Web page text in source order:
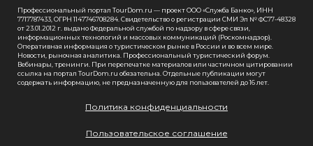
Профессиональный портал TourDom.ru — проект ООО «Служба Банко», ИНН
7717787433, ОГРН 1147746708284. Свидетельство о регистрации СМИ Эл № ФС77-48328
от 23.01.2012 г. выдано Федеральной службой по надзору в сфере связи,
информационных технологий и массовых коммуникаций (Роскомнадзор).
Оперативная информация о туристическом рынке в России и во всем мире.
Новости, рыночная аналитика. Профессиональный туристический форум.
Вебинары, тренинги. При перепечатке материалов или частичном цитировании
ссылка на портал TourDom.ru обязательна. Отдельные публикации могут
содержать информацию, не предназначенную для пользователей до 16 лет.
Политика конфиденциальности
Пользовательское соглашение